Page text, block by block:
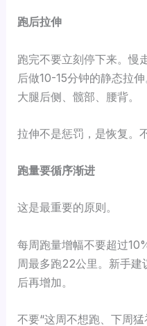
跑后拉伸
跑完不要立刻停下来。慢
后做10-15分钟的静态拉
大腿后侧、髋部、腰背。
拉伸不是惩罚，是恢复。
跑量要循序渐进
这是最重要的原则。
每周跑量增幅不要超过
周最多跑22公里。新手建
后再增加。
不要“这周不想跑、下周